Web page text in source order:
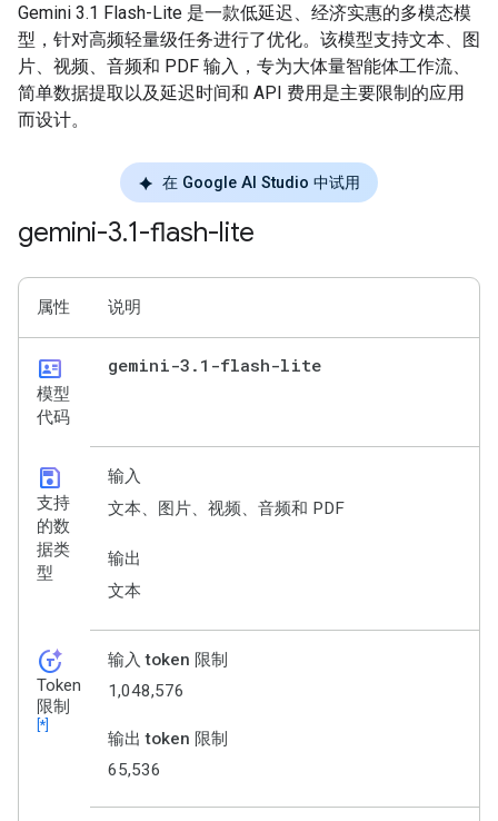
Gemini 3.1 Flash-Lite 是一款低延迟、经济实惠的多模态模
型，针对高频轻量级任务进行了优化。该模型支持文本、图
片、视频、音频和 PDF 输入，专为大体量智能体工作流、
简单数据提取以及延迟时间和 API 费用是主要限制的应用
而设计。
在 Google AI Studio 中试用
gemini-3.1-flash-lite
属性 说明
id_card
模型
代码
gemini-3 . 1-flash-lite
save
支持
的数
据类
型
输入
文本、图片、视频、音频和 PDF
输出
文本
token_auto
Token
限制
[*]
输入 token 限制
1,048,576
输出 token 限制
65,536